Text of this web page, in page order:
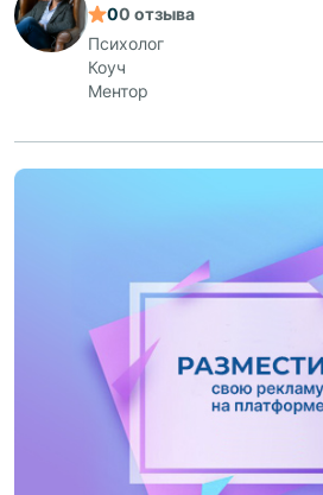
00 отзыва
Психолог
Коуч
Ментор